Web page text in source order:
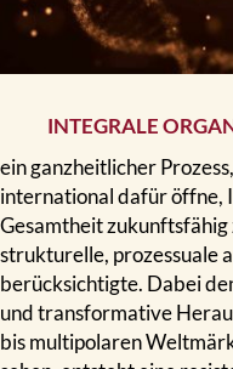
INTEGRALE
ein ganzheitlicher
international dafür öffne,
Gesamtheit
strukturelle, prozessuale
berücksichtigte. Dabei
und transformative
bis multipolaren